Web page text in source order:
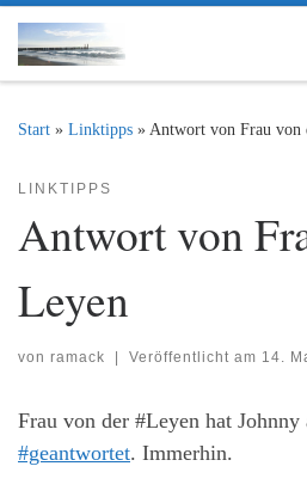
Zum Inhalt springen
Start » Linktipps » Antwort von Frau von
LINKTIPPS
Antwort von
Leyen
von ramack | Veröffentlicht am 14.
Frau von der #Leyen hat Johnny
#geantwortet. Immerhin.